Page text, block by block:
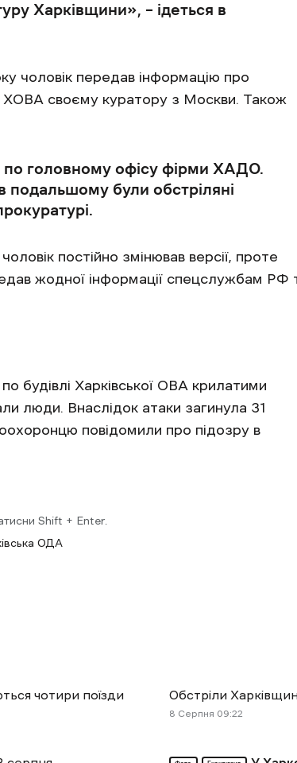
Харківщини», – ідеться в
чоловік передав інформацію про
ХОВА своєму куратору з Москви. Також
по головному офісу фірми ХАДО.
подальшому були обстріляні
постійно змінював версії, проте
жодної інформації спецслужбам РФ
будівлі Харківської ОВА крилатими
люди. Внаслідок атаки загинула 31
повідомили про підозру в
Shift + Enter.
ОДА
чотири поїзди Обстріли
8 Cерпня 09:22